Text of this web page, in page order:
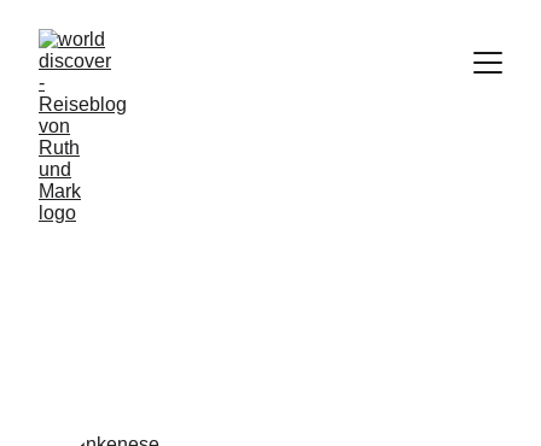
#2 Planungsbüro Hamburg -
Equipment und Entscheidungen